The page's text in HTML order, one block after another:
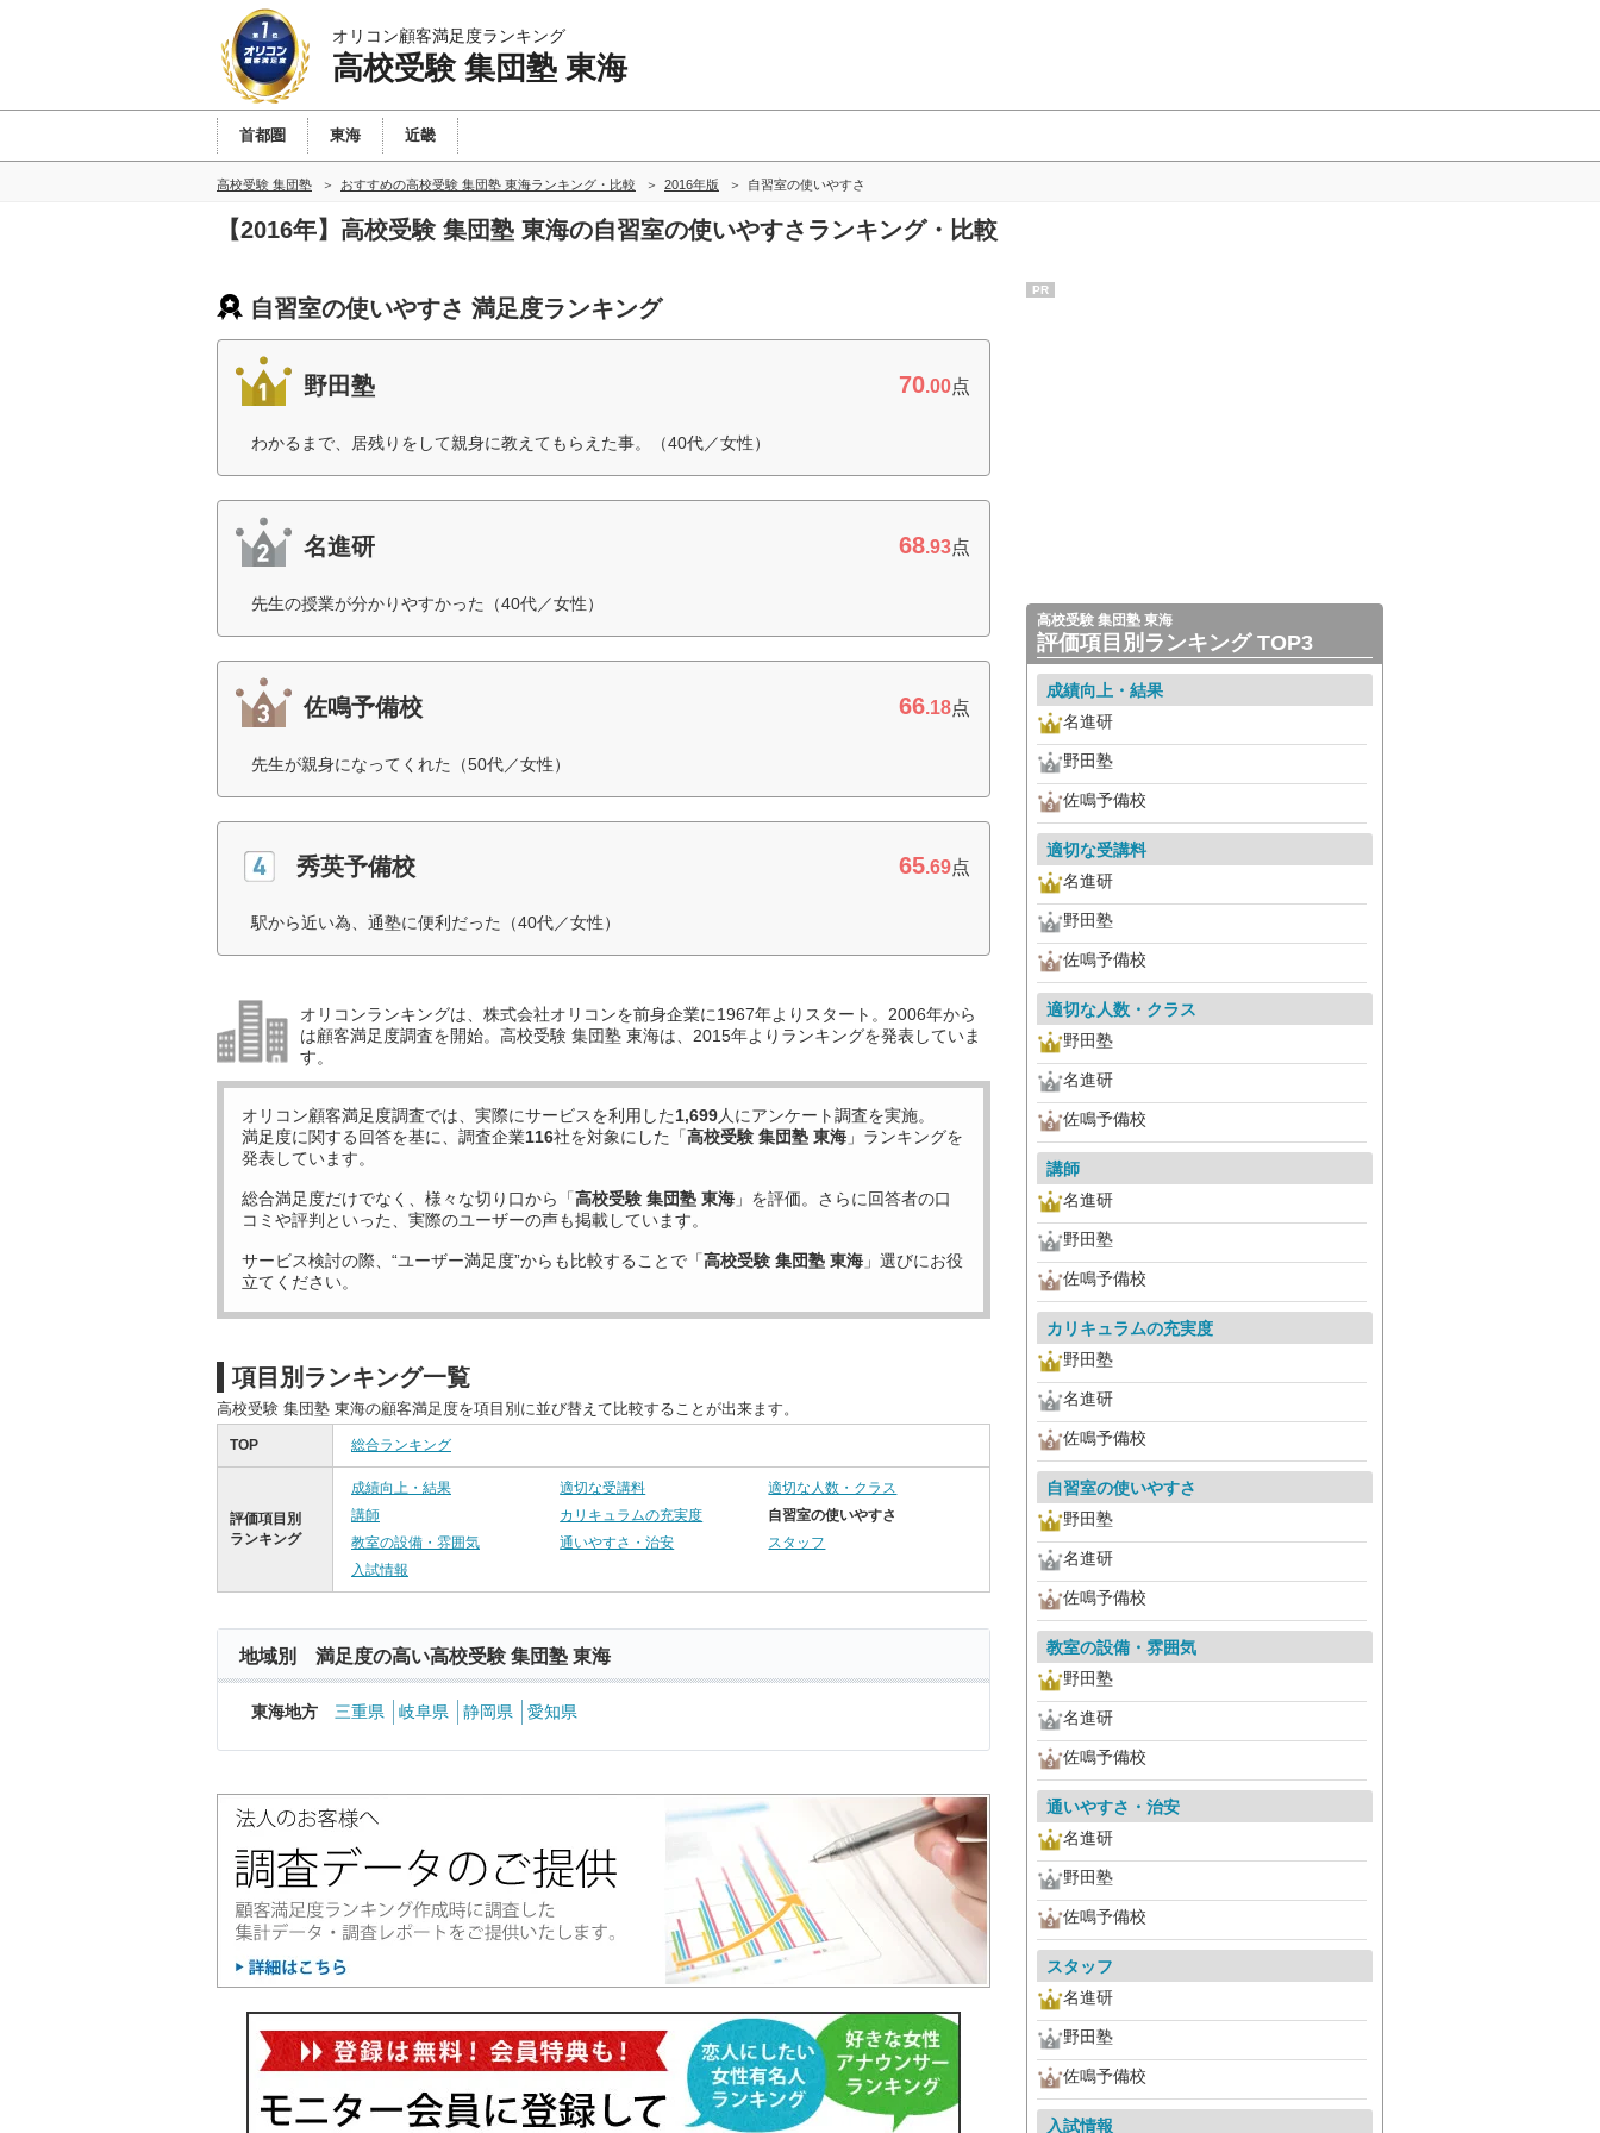
オリコン顧客満足度ランキング
高校受験 集団塾 東海
首都圏 東海 近畿
高校受験 集団塾 おすすめの高校受験 集団塾 東海ランキング・比較 2016年版 自習室の使いやすさ
【2016年】高校受験 集団塾 東海の自習室の使いやすさランキング・比較
自習室の使いやすさ 満足度ランキング
野田塾 70.00点
わかるまで、居残りをして親身に教えてもらえた事。（40代／女性）
名進研 68.93点
先生の授業が分かりやすかった（40代／女性）
佐鳴予備校 66.18点
先生が親身になってくれた（50代／女性）
秀英予備校 65.69点
駅から近い為、通塾に便利だった（40代／女性）
オリコンランキングは、株式会社オリコンを前身企業に1967年よりスタート。2006年から
は顧客満足度調査を開始。高校受験 集団塾 東海は、2015年よりランキングを発表していま
す。
オリコン顧客満足度調査では、実際にサービスを利用した1,699人にアンケート調査を実施。
満足度に関する回答を基に、調査企業116社を対象にした「高校受験 集団塾 東海 」ランキングを
発表しています。
総合満足度だけでなく、様々な切り口から「高校受験 集団塾 東海 」を評価。さらに回答者の口
コミや評判といった、実際のユーザーの声も掲載しています。
サービス検討の際、“ユーザー満足度”からも比較することで「高校受験 集団塾 東海 」選びにお役
立てください。
項目別ランキング一覧
高校受験 集団塾 東海の顧客満足度を項目別に並び替えて比較することが出来ます。
TOP 総合ランキング
評価項目別
ランキング
成績向上・結果 適切な受講料
適切な人数・クラス
講師
カリキュラムの充実度
自習室の使いやすさ
教室の設備・雰囲気
通いやすさ・治安
スタッフ
入試情報
地域別 満足度の高い高校受験 集団塾 東海
東海地方 三重県 岐阜県 静岡県 愛知県
PR
高校受験 集団塾 東海
評価項目別ランキング TOP3
成績向上・結果
名進研
野田塾
佐鳴予備校
適切な受講料
名進研
野田塾
佐鳴予備校
適切な人数・クラス
野田塾
名進研
佐鳴予備校
講師
名進研
野田塾
佐鳴予備校
カリキュラムの充実度
野田塾
名進研
佐鳴予備校
自習室の使いやすさ
野田塾
名進研
佐鳴予備校
教室の設備・雰囲気
野田塾
名進研
佐鳴予備校
通いやすさ・治安
名進研
野田塾
佐鳴予備校
スタッフ
名進研
野田塾
佐鳴予備校
入試情報